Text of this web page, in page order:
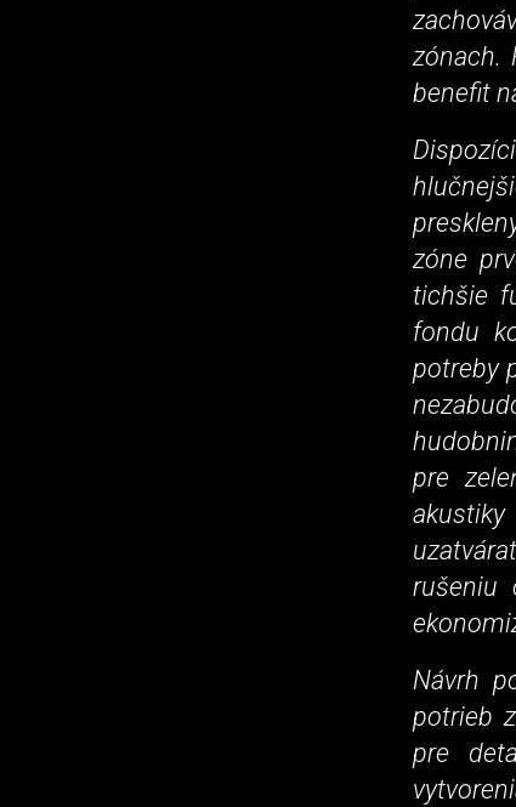
zónach.
benefit
zóne
tichšie
fondu
potreby
pre
rušeniu
Návrh
potrieb
pre